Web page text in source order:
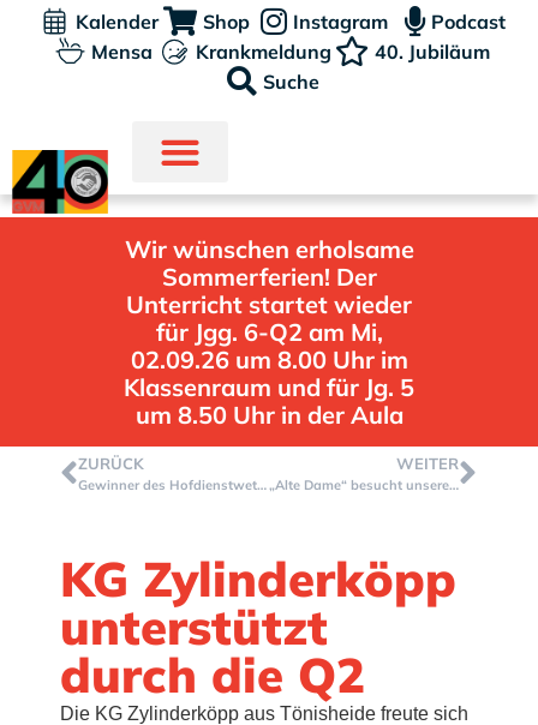
Kalender Shop Instagram
Podcast
Mensa
Krankmeldung
40. Jubiläum
Suche
Wir wünschen erholsame
Sommerferien! Der
Unterricht startet wieder
für Jgg. 6-Q2 am Mi,
02.09.26 um 8.00 Uhr im
Klassenraum und für Jg. 5
um 8.50 Uhr in der Aula
ZURÜCK
Gewinner des Hofdienstwettbewerbes: Sauberste Klasse – Prämie vom Förderverein
WEITER
„Alte Dame“ besucht unsere GVM
KG Zylinderköpp
unterstützt
durch die Q2
Die KG Zylinderköpp aus Tönisheide freute sich